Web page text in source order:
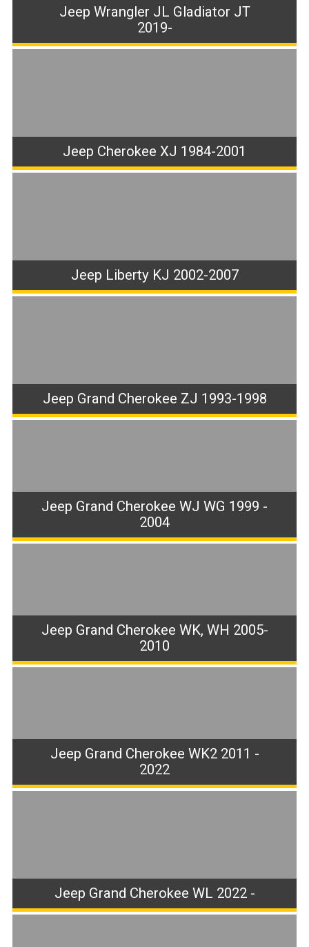
Jeep Wrangler JL Gladiator JT
2019-
Jeep Cherokee XJ 1984-2001
Jeep Liberty KJ 2002-2007
Jeep Grand Cherokee ZJ 1993-1998
Jeep Grand Cherokee WJ WG 1999 -
2004
Jeep Grand Cherokee WK, WH 2005-
2010
Jeep Grand Cherokee WK2 2011 -
2022
Jeep Grand Cherokee WL 2022 -